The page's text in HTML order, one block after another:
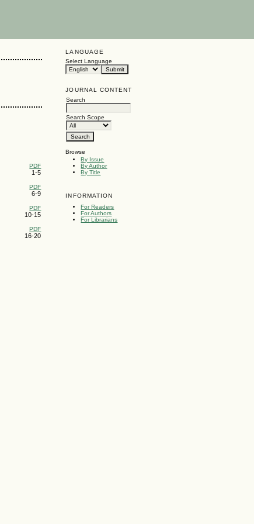
LANGUAGE
Select Language
JOURNAL CONTENT
Search
Search Scope
Browse
By Issue
By Author
By Title
INFORMATION
For Readers
For Authors
For Librarians
PDF
1-5
PDF
6-9
PDF
10-15
PDF
16-20